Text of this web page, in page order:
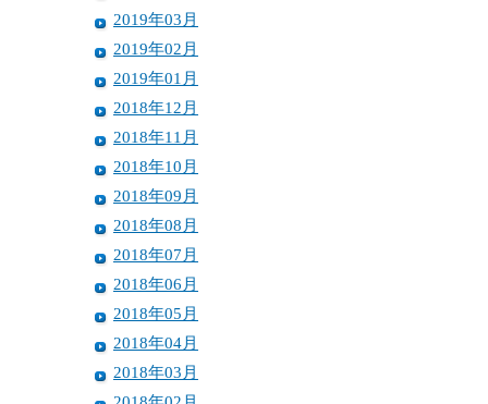
2019年03月
2019年02月
2019年01月
2018年12月
2018年11月
2018年10月
2018年09月
2018年08月
2018年07月
2018年06月
2018年05月
2018年04月
2018年03月